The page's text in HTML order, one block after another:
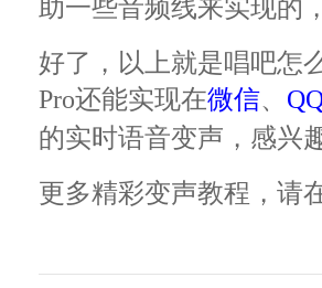
助一些音频线来实现的
好了，以上就是唱吧怎
Pro还能实现在微信、
的实时语音变声，感兴
更多精彩变声教程，请